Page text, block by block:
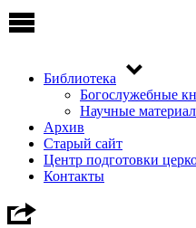
Библиотека
Богослужебные
Научные
Архив
Старый сайт
Центр подготовки
Контакты